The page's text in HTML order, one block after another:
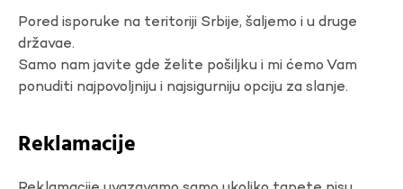
Pored isporuke na teritoriji Srbije, šaljemo i u druge
državae.
Samo nam javite gde želite pošiljku i mi ćemo Vam
ponuditi najpovoljniju i najsigurniju opciju za slanje.
Reklamacije